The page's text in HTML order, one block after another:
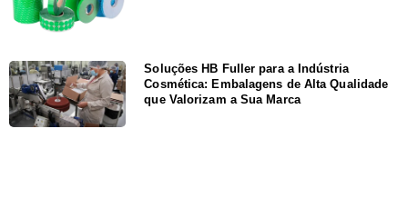
Soluções HB Fuller para a Indústria
Cosmética: Embalagens de Alta Qualidade
que Valorizam a Sua Marca